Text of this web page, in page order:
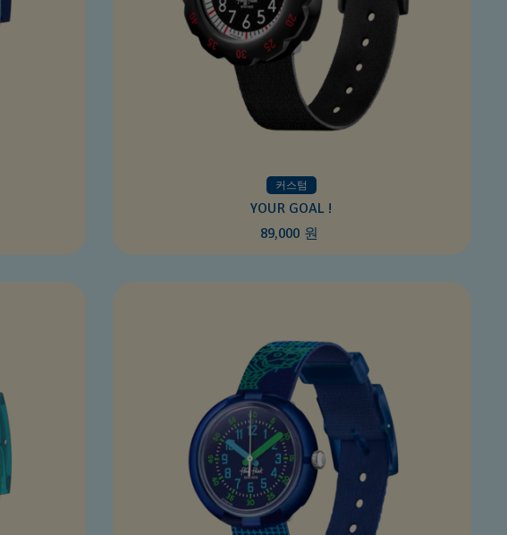
커스텀
YOUR GOAL !
89,000 원